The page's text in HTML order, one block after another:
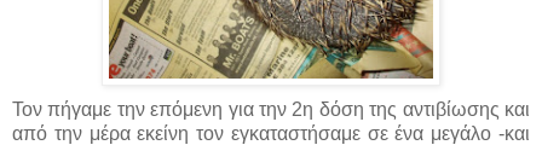
Τον πήγαμε την επόμενη για την 2η δόση της αντιβίωσης και
από την μέρα εκείνη τον εγκαταστήσαμε σε ένα μεγάλο -και